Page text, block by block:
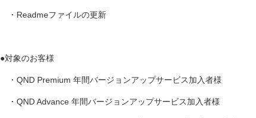
・Readmeファイルの更新
●対象のお客様
・QND Premium 年間バージョンアップサービス加入者様
・QND Advance 年間バージョンアップサービス加入者様